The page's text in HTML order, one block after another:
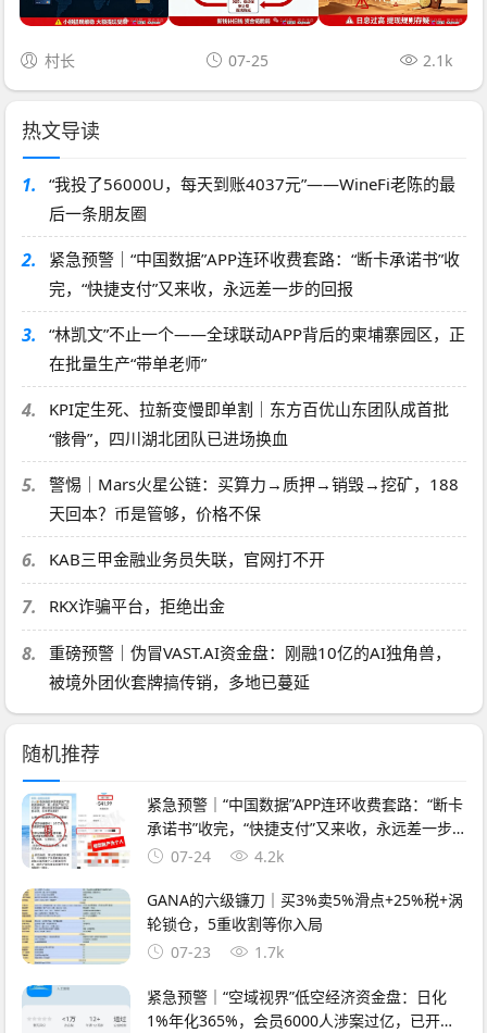
村长 07-25 2.1k
热文导读
1.
“我投了56000U，每天到账4037元”——WineFi老陈的最
后一条朋友圈
2.
紧急预警｜“中国数据”APP连环收费套路：“断卡承诺书”收
完，“快捷支付”又来收，永远差一步的回报
3.
“林凯文”不止一个——全球联动APP背后的柬埔寨园区，正
在批量生产“带单老师”
4.
KPI定生死、拉新变慢即单割｜东方百优山东团队成首批
“骸骨”，四川湖北团队已进场换血
5.
警惕｜Mars火星公链：买算力→质押→销毁→挖矿，188
天回本？币是管够，价格不保
6. KAB三甲金融业务员失联，官网打不开
7. RKX诈骗平台，拒绝出金
8.
重磅预警｜伪冒VAST.AI资金盘：刚融10亿的AI独角兽，
被境外团伙套牌搞传销，多地已蔓延
随机推荐
紧急预警｜“中国数据”APP连环收费套路：“断卡
承诺书”收完，“快捷支付”又来收，永远差一步
的回报07-24 4.2k
GANA的六级镰刀｜买3%卖5%滑点+25%税+涡
轮锁仓，5重收割等你入局
07-23
1.7k
紧急预警｜“空域视界”低空经济资金盘：日化
1%年化365%，会员6000人涉案过亿，已开始